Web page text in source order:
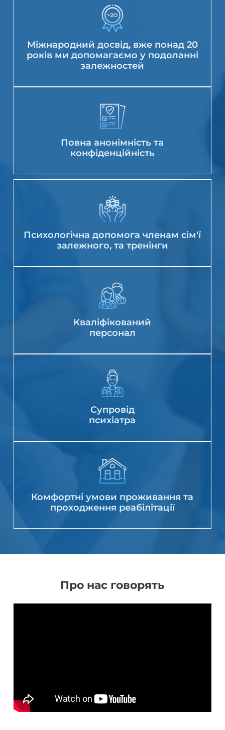
Міжнародний досвід, вже понад 20
років ми допомагаємо у подоланні
залежностей
Повна анонімність та
конфіденційність
Психологічна допомога членам сім'ї
залежного, та тренінги
Кваліфікований
персонал
Супровід
психіатра
Комфортні умови проживання та
проходження реабілітації
Про нас говорять